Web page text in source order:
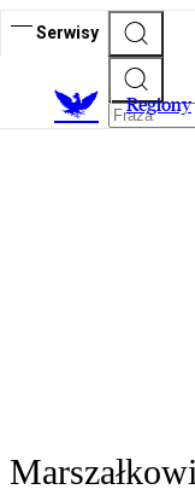
Serwisy
Regiony